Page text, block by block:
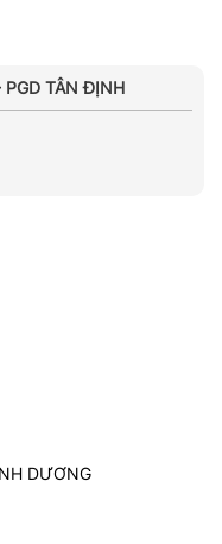
PGD TÂN ĐỊNH